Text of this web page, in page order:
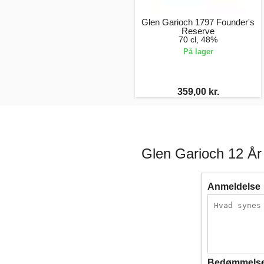
Glen Garioch 1797 Founder's
Reserve
70 cl, 48%
På lager
359,00 kr.
Glen Garioch 12
Anmeldelse